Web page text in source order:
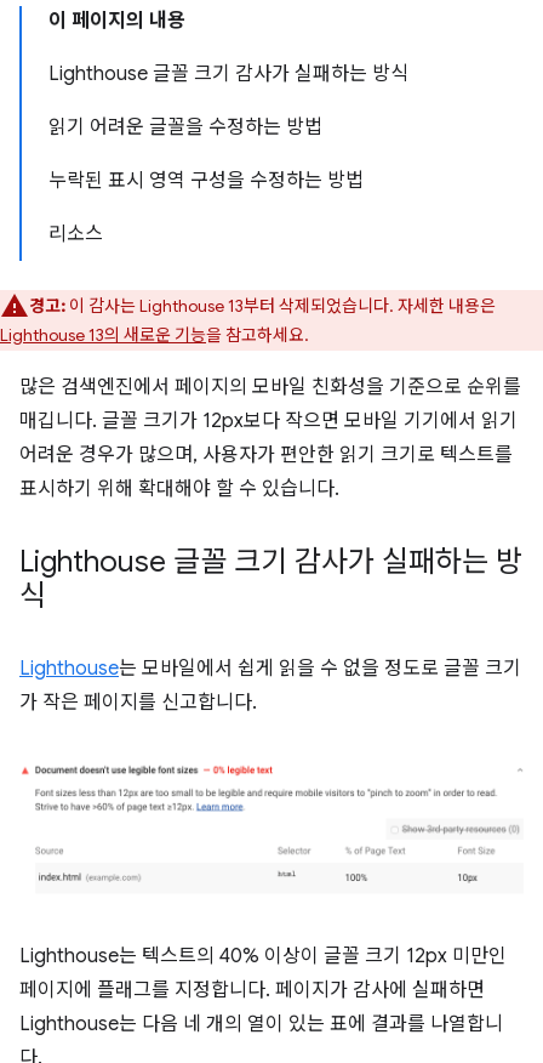
이 페이지의 내용
Lighthouse 글꼴 크기 감사가 실패하는 방식
읽기 어려운 글꼴을 수정하는 방법
누락된 표시 영역 구성을 수정하는 방법
리소스
경고: 이 감사는 Lighthouse 13부터 삭제되었습니다. 자세한 내용은
Lighthouse 13의 새로운 기능을 참고하세요.
많은 검색엔진에서 페이지의 모바일 친화성을 기준으로 순위를
매깁니다. 글꼴 크기가 12px보다 작으면 모바일 기기에서 읽기
어려운 경우가 많으며, 사용자가 편안한 읽기 크기로 텍스트를
표시하기 위해 확대해야 할 수 있습니다.
Lighthouse 글꼴 크기 감사가 실패하는 방
식
Lighthouse는 모바일에서 쉽게 읽을 수 없을 정도로 글꼴 크기
가 작은 페이지를 신고합니다.
Lighthouse는 텍스트의 40% 이상이 글꼴 크기 12px 미만인
페이지에 플래그를 지정합니다. 페이지가 감사에 실패하면
Lighthouse는 다음 네 개의 열이 있는 표에 결과를 나열합니